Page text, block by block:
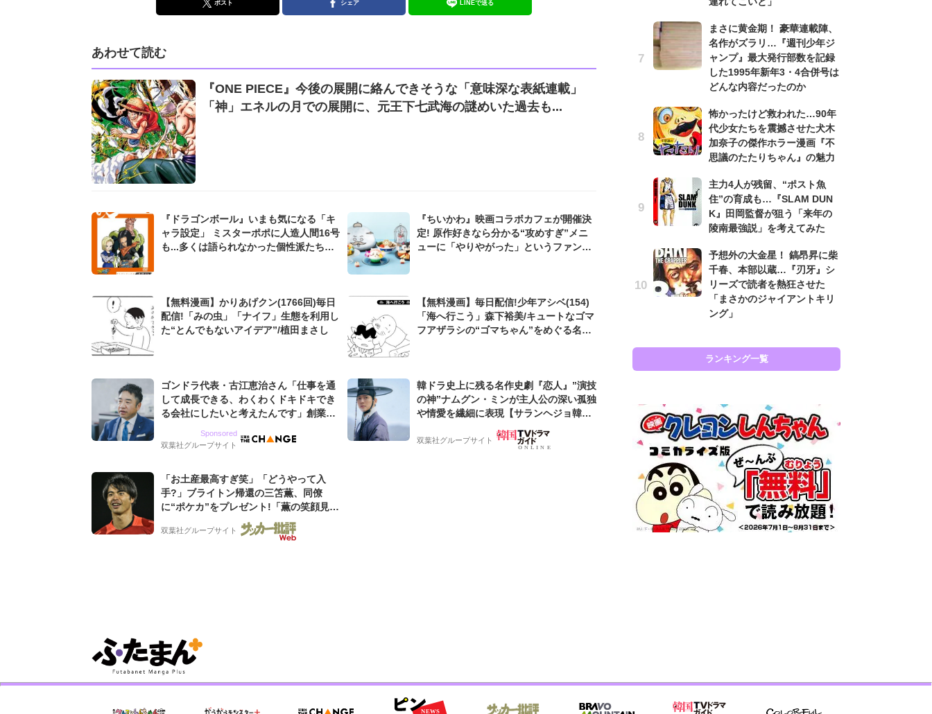
ポスト シェア LINEで送る
あわせて読む
『ONE PIECE』今後の展開に絡んできそうな「意味深な表紙連載」
「神」エネルの月での展開に、元王下七武海の謎めいた過去も...
『ドラゴンボール』いまも気になる「キ
ャラ設定」 ミスターポポに人造人間16号
も...多くは語られなかった個性派たち
『ちいかわ』映画コラボカフェが開催決
定! 原作好きなら分かる“攻めすぎ”メニ
ューに「やりやがった」というファンの
【無料漫画】かりあげクン(1766回)毎日
配信!「みの虫」「ナイフ」生態を利用し
た“とんでもないアイデア”/植田まさし
【無料漫画】毎日配信!少年アシベ(154)
「海へ行こう」森下裕美/キュートなゴマ
フアザラシの“ゴマちゃん”をめぐる名作
ゴンドラ代表・古江恵治さん「仕事を通
して成長できる、わくわくドキドキでき
る会社にしたいと考えたんです」創業来
グ会社のアイデンティティ
Sponsored
双葉社グループサイト
韓ドラ史上に残る名作史劇『恋人』”演技
の神”ナムグン・ミンが主人公の深い孤独
や情愛を繊細に表現【サランヘジョ韓ド
双葉社グループサイト
「お土産最高すぎ笑」「どうやって入
手?」ブライトン帰還の三笘薫、同僚
に“ポケカ”をプレゼント!「薫の笑顔見れ
てよかった」「大喜びのリュテル可愛す
ぎ」
双葉社グループサイト
まさに黄金期！ 豪華連載陣、
名作がズラリ…『週刊少年ジ
ャンプ』最大発行部数を記録
した1995年新年3・4合併号は
どんな内容だったのか
怖かったけど救われた…90年
代少女たちを震撼させた犬木
加奈子の傑作ホラー漫画『不
思議のたたりちゃん』の魅力
主力4人が残留、“ポスト魚
住”の育成も…『SLAM DUN
K』田岡監督が狙う「来年の
陵南最強説」を考えてみた
予想外の大金星！ 鎬昂昇に柴
千春、本部以蔵…『刃牙』シ
リーズで読者を熱狂させた
「まさかのジャイアントキリ
ング」
ランキング一覧